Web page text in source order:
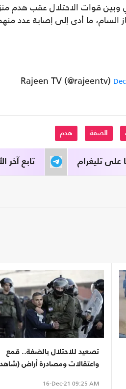
وبين قوات الاحتلال عقب هدم
السام، ما أدى إلى إصابة عدد
الضفة هدم
تابع آخر على تليغرام
تصعيد للاحتلال بالضفة.. قمع
واعتقالات ومصادرة أراض
16-Dec-21 09:25 AM